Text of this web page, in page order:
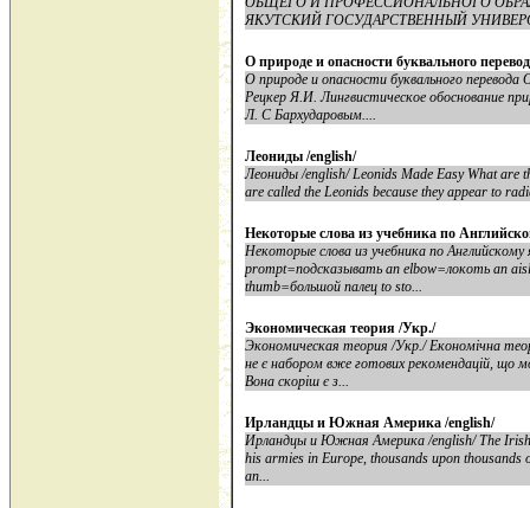
ЯКУТСКИЙ ГОСУДАРСТВЕННЫЙ
О природе и опасности буквального
О природе и опасности буквального перевода
Рецкер Я.И. Лингвистическое обоснование
Л. С Бархударовым....
Леониды /english/
Леониды /english/ Leonids Made Easy What are
are called the Leonids because they appear to
Некоторые слова из учебника по
Некоторые слова из учебника по
prompt=подсказывать an elbow=локоть an
thumb=большой палец to sto...
Экономическая теория /Укр./
Экономическая теория /Укр./ Економічна
не є набором вже готових рекомендацій, що
Вона скоріш є з...
Ирландцы и Южная Америка /english/
Ирландцы и Южная Америка /english/ The Irish
his armies in Europe, thousands upon thousands
an...